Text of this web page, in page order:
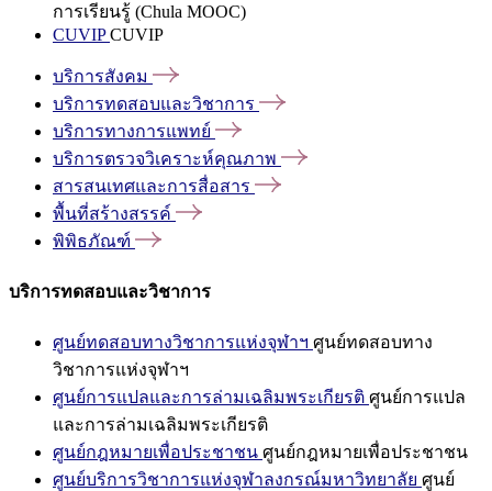
การเรียนรู้ (Chula MOOC)
CUVIPCUVIP
บริการสังคม
บริการทดสอบและวิชาการ
บริการทางการแพทย์
บริการตรวจวิเคราะห์คุณภาพ
สารสนเทศและการสื่อสาร
พื้นที่สร้างสรรค์
พิพิธภัณฑ์
บริการทดสอบและวิชาการ
ศูนย์ทดสอบทางวิชาการแห่งจุฬาฯ ศูนย์ทดสอบทาง
วิชาการแห่งจุฬาฯ
ศูนย์การแปลและการล่ามเฉลิมพระเกียรติ ศูนย์การแปล
และการล่ามเฉลิมพระเกียรติ
ศูนย์กฎหมายเพื่อประชาชน ศูนย์กฎหมายเพื่อประชาชน
ศูนย์บริการวิชาการแห่งจุฬาลงกรณ์มหาวิทยาลัย ศูนย์